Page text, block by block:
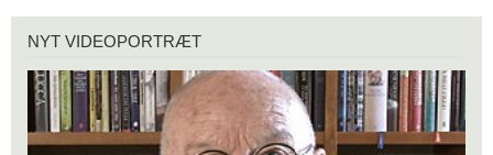
videoportræt
NYT VIDEOPORTRÆT